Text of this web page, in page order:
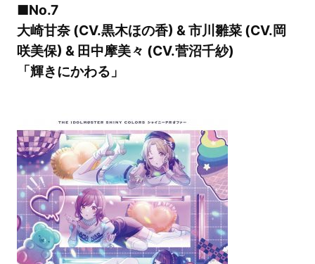
■No.7
大崎甘奈 (CV.黒木ほの香) & 市川雛菜 (CV.岡
咲美保) & 田中摩美々 (CV.菅沼千紗)
「輝きにかわる」